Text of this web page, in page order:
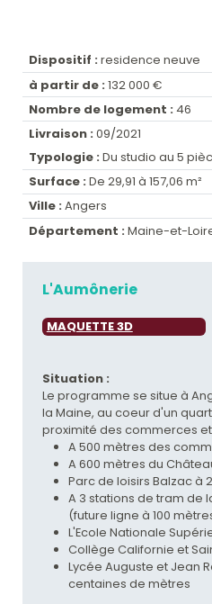
Dispositif : residence neuve
à partir de : 132 000 €
Nombre de logement : 46
Livraison : 09/2021
Typologie : Du studio au 5
Surface : De 29,91 à 157,06 m²
Ville : Angers
Département : Maine-et-
L'Aumônerie
MAQUETTE 3D
Situation :
Le programme se situe à
la Maine, au coeur d'un
proximité des commerces
A 500 mètres des
A 600 mètres du
Parc de loisirs Balzac à
A 3 stations de tram de
(future ligne à 100
L'Ecole Nationale
Collège Californie et
Lycée Auguste et Jean
centaines de mètres